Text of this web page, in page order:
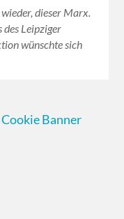
dieser Marx.
des Leipziger
wünschte sich
Banner